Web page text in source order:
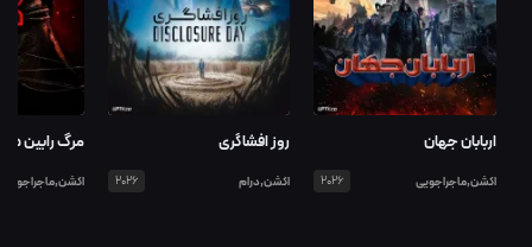
اربابان جهان
اکشن,ماجراجویی 2026
روز افشاگری
اکشن,درام 2026
مرگ رابین
اکشن,ماجراجویی